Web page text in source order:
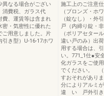
異なる場合がござい
消費税、ガラス代
費、運賃等は含まれ
密・気密性に優れた
ご用意しました。片
き型）U-16-17ホワ
施工上のご注
（ブロンズ・ホ
（錠なし）・外
戸（内締り錠・
（ポリアセター
違い戸のみ）出
用する場合は、
い。771_1仕●安
化ガラスをご使
でください。 （
すおそれがあり
分によりアルミ
違 い 戸外引き